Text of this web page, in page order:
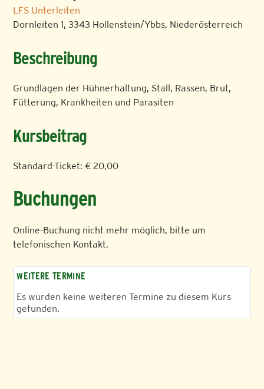
LFS Unterleiten
Dornleiten 1, 3343 Hollenstein/Ybbs, Niederösterreich
Beschreibung
Grundlagen der Hühnerhaltung, Stall, Rassen, Brut,
Fütterung, Krankheiten und Parasiten
Kursbeitrag
Standard-Ticket: € 20,00
Buchungen
Online-Buchung nicht mehr möglich, bitte um
telefonischen Kontakt.
WEITERE TERMINE
Es wurden keine weiteren Termine zu diesem Kurs
gefunden.